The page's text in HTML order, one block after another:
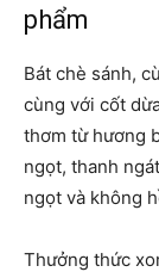
phẩm
Bát chè sánh,
cùng với cốt
thơm từ hương
ngọt, thanh
ngọt và không
Thưởng thức